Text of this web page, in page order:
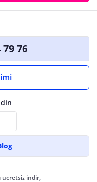
79 76
ücretsiz indir,